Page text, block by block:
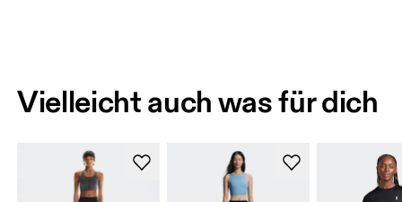
Vielleicht auch was für dich